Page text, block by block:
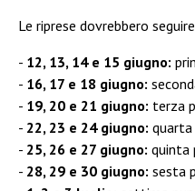
Le riprese dovrebbero
12, 13, 14 e 15 giugno:
16, 17 e 18 giugno:
19, 20 e 21 giugno: terza
22, 23 e 24 giugno:
25, 26 e 27 giugno: quinta
28, 29 e 30 giugno: sesta